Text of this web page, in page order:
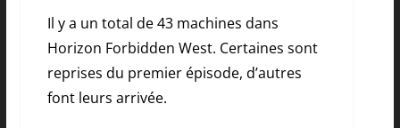
Il y a un total de 43 machines dans
Horizon Forbidden West. Certaines sont
reprises du premier épisode, d’autres
font leurs arrivée.